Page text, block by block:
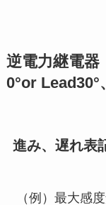
逆電力継電器
0°or Lead30°
進み、遅れ表
（例）最大